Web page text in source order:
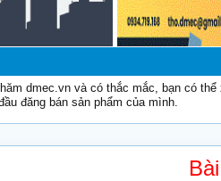
dmec.vn và có thắc mắc, bạn có
đăng bán sản phẩm của mình.